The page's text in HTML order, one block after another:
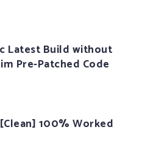
Latest Build without
Pre-Patched Code
100% Worked